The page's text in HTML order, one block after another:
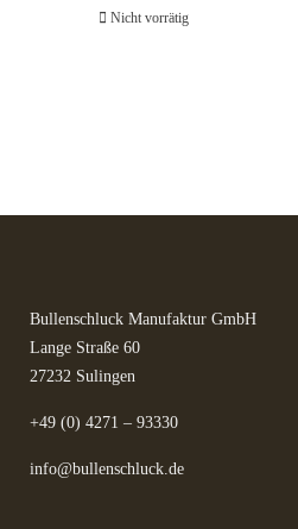
Nicht vorrätig
Bullenschluck Manufaktur GmbH
Lange Straße 60
27232 Sulingen
+49 (0) 4271 – 93330
info@bullenschluck.de